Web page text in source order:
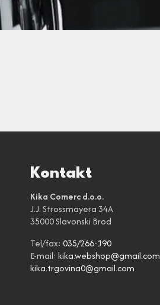
Kontakt
Kika Comerc d.o.o.
J.J. Strossmayera 34A
35000 Slavonski Brod
Tel/fax: 035/266-190
E-mail: kika.webshop@gmail.com
kika.trgovina0@gmail.com